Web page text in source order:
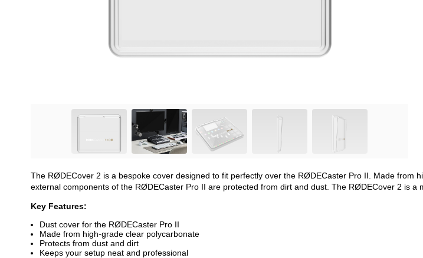
The RØDECover 2 is a bespoke cover designed to fit perfectly over the RØDECaster Pro II. Made from
external components of the RØDECaster Pro II are protected from dirt and dust. The RØDECover 2 is
Key Features:
Dust cover for the RØDECaster Pro II
Made from high-grade clear polycarbonate
Protects from dust and dirt
Keeps your setup neat and professional